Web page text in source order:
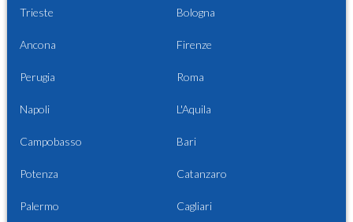
Trieste Bologna
Ancona Firenze
Perugia Roma
Napoli L'Aquila
Campobasso Bari
Potenza Catanzaro
Palermo Cagliari